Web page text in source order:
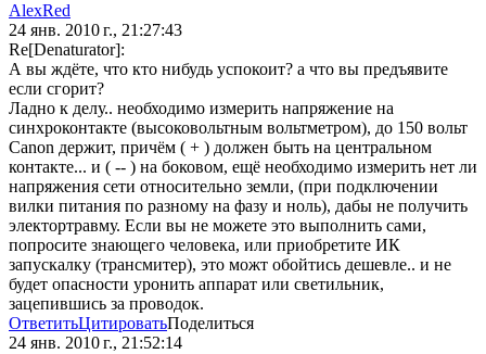
AlexRed
24 янв. 2010 г., 21:27:43
Re[Denaturator]:
А вы ждёте, что кто нибудь успокоит? а что вы предъявите
если сгорит?
Ладно к делу.. необходимо измерить напряжение на
синхроконтакте (высоковольтным вольтметром), до 150 вольт
Canon держит, причём ( + ) должен быть на центральном
контакте... и ( -- ) на боковом, ещё необходимо измерить нет ли
напряжения сети относительно земли, (при подключении
вилки питания по разному на фазу и ноль), дабы не получить
электортравму. Если вы не можете это выполнить сами,
попросите знающего человека, или приобретите ИК
запускалку (трансмитер), это можт обойтись дешевле.. и не
будет опасности уронить аппарат или светильник,
зацепившись за проводок.
ОтветитьЦитироватьПоделиться
24 янв. 2010 г., 21:52:14